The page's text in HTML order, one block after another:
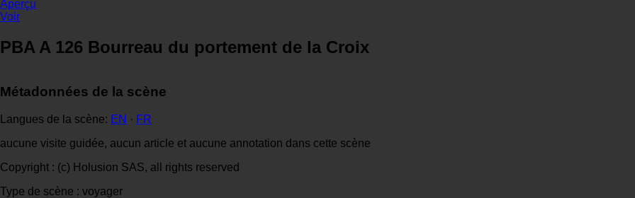
Aperçu
Voir
PBA A 126 Bourreau du portement de la Croix
Métadonnées de la scène
Langues de la scène: EN · FR
aucune visite guidée, aucun article et aucune annotation dans cette scène
Copyright : (c) Holusion SAS, all rights reserved
Type de scène : voyager